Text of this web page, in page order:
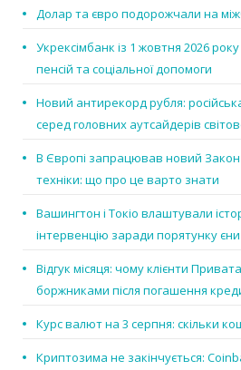
Долар та євро подорожчали на
Укрексімбанк із 1 жовтня 2026
пенсій та соціальної допомоги
Новий антирекорд рубля:
серед головних аутсайдерів
В Європі запрацював новий
техніки: що про це варто знати
Вашингтон і Токіо влаштували
інтервенцію заради порятунку єни
Відгук місяця: чому клієнти
боржниками після погашення
Курс валют на 3 серпня: скільки
Криптозима не закінчується: